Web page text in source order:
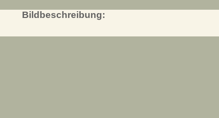
Bildbeschreibung: